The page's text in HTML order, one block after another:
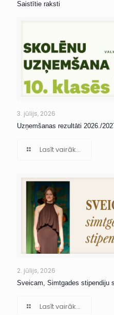
Saistītie raksti
3. jūlijs, 2026
Uzņemšanas rezultāti 2026./
Lasīt vairāk...
2. jūlijs, 2026
Sveicam, Simtgades stipendiju
Lasīt vairāk...